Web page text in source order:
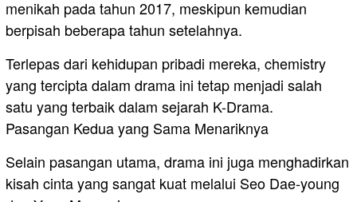
menikah pada tahun 2017, meskipun kemudian
berpisah beberapa tahun setelahnya.
Terlepas dari kehidupan pribadi mereka, chemistry
yang tercipta dalam drama ini tetap menjadi salah
satu yang terbaik dalam sejarah K-Drama.
Pasangan Kedua yang Sama Menariknya
Selain pasangan utama, drama ini juga menghadirkan
kisah cinta yang sangat kuat melalui Seo Dae-young